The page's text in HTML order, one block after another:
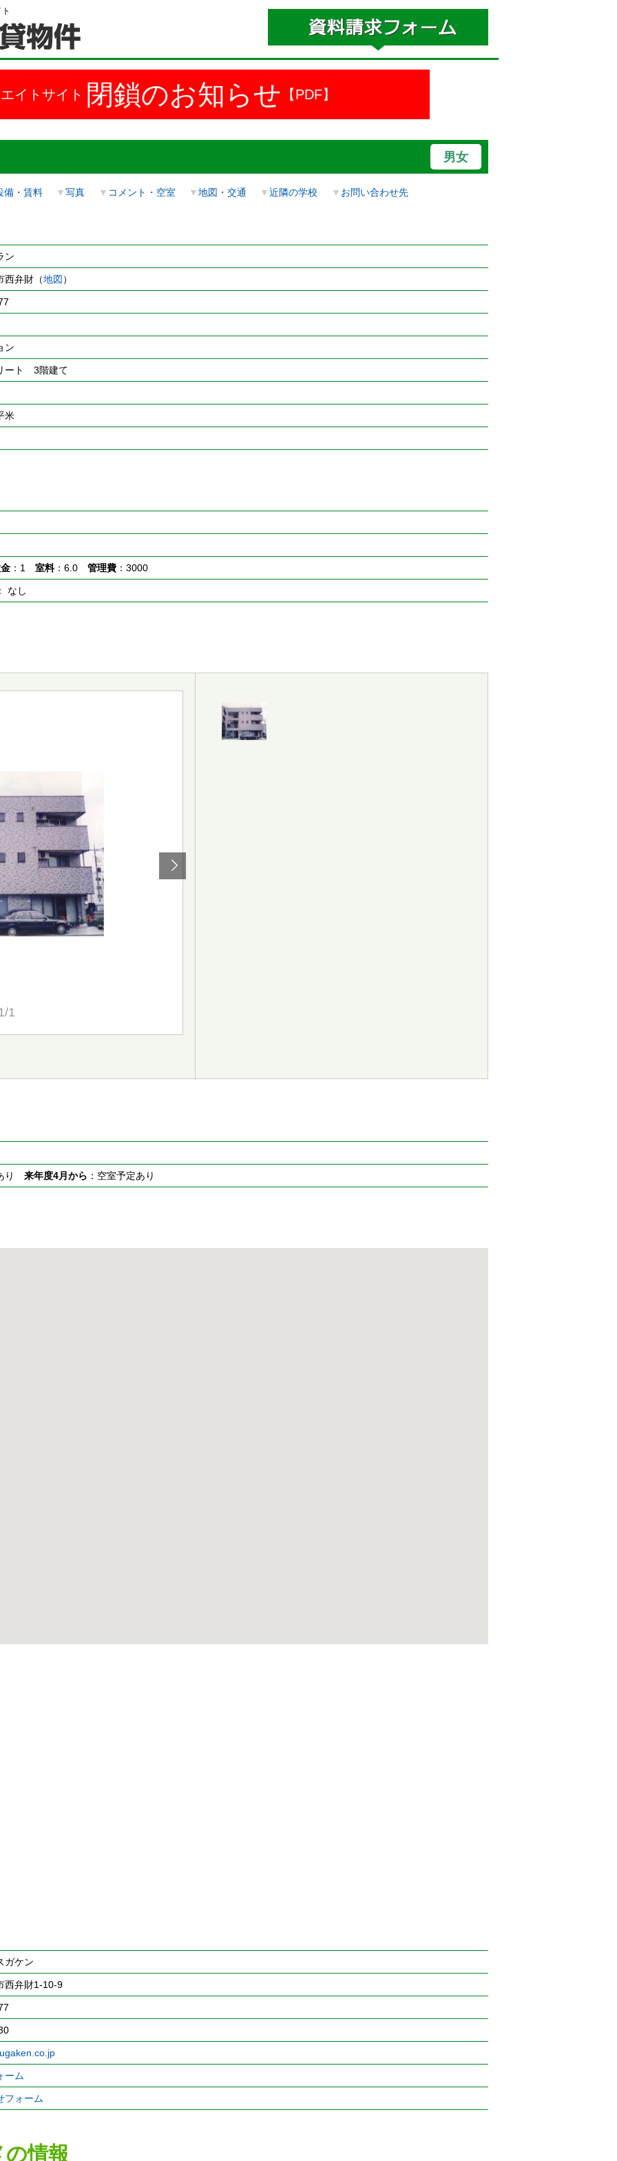
イトサイト 閉鎖のお知らせ 【PDF】
男女
備・賃料 ▼写真 ▼ コメント・空室 ▼地図・交通 ▼近隣の学校 ▼ お問い合わせ先
ン
西弁財（地図）
ン
ート 3階建て
米
：1 室料：6.0 管理費：3000
なし
1
り 来年度4月から ：空室予定あり
ケン
西弁財1-10-9
ーム
フォーム
情報